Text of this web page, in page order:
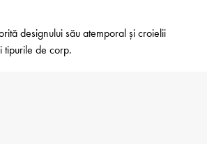
designului său atemporal și croielii
tipurile de corp.